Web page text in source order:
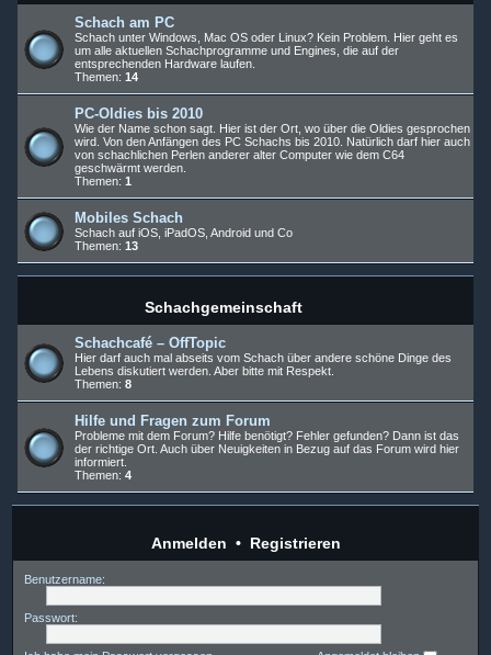
Schach am PC
Schach unter Windows, Mac OS oder Linux? Kein Problem. Hier geht es
um alle aktuellen Schachprogramme und Engines, die auf der
entsprechenden Hardware laufen.
Themen: 14
PC-Oldies bis 2010
Wie der Name schon sagt. Hier ist der Ort, wo über die Oldies gesprochen
wird. Von den Anfängen des PC Schachs bis 2010. Natürlich darf hier auch
von schachlichen Perlen anderer alter Computer wie dem C64
geschwärmt werden.
Themen: 1
Mobiles Schach
Schach auf iOS, iPadOS, Android und Co
Themen: 13
Schachgemeinschaft
Schachcafé – OffTopic
Hier darf auch mal abseits vom Schach über andere schöne Dinge des
Lebens diskutiert werden. Aber bitte mit Respekt.
Themen: 8
Hilfe und Fragen zum Forum
Probleme mit dem Forum? Hilfe benötigt? Fehler gefunden? Dann ist das
der richtige Ort. Auch über Neuigkeiten in Bezug auf das Forum wird hier
informiert.
Themen: 4
Anmelden • Registrieren
Benutzername:
Passwort: